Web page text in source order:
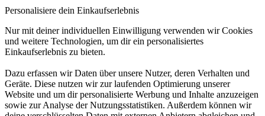
Personalisiere dein Einkaufserlebnis
Nur mit deiner individuellen Einwilligung verwenden wir Cookies
und weitere Technologien, um dir ein personalisiertes
Einkaufserlebnis zu bieten.
Dazu erfassen wir Daten über unsere Nutzer, deren Verhalten und
Geräte. Diese nutzen wir zur laufenden Optimierung unserer
Website und um dir personalisierte Werbung und Inhalte anzuzeigen
sowie zur Analyse der Nutzungsstatistiken. Außerdem können wir